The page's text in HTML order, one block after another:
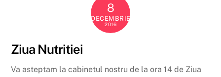
8
DECEMBRIE
2016
Ziua Nutritiei
Va asteptam la cabinetul nostru de la ora 14 de Ziua